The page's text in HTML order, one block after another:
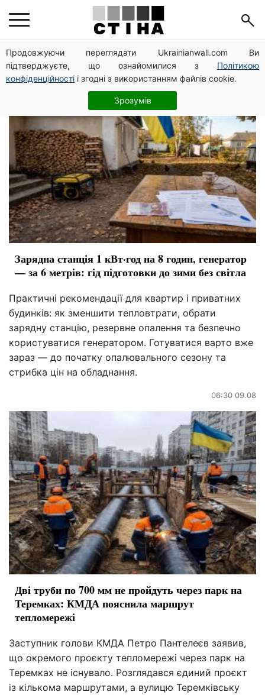
Продовжуючи переглядати Ukrainianwall.com Ви
підтверджуєте, що ознайомилися з Політикою
конфіденційності і згодні з використанням файлів cookie.
Зрозумів
опалення
Зарядна станція 1 кВт·год на 8 годин, генератор
— за 6 метрів: гід підготовки до зими без світла
Практичні рекомендації для квартир і приватних
будинків: як зменшити тепловтрати, обрати
зарядну станцію, резервне опалення та безпечно
користуватися генератором. Готуватися варто вже
зараз — до початку опалювального сезону та
стрибка цін на обладнання.
06:30 09.08
Дві труби по 700 мм не пройдуть через парк на
Теремках: КМДА пояснила маршрут
тепломережі
Заступник голови КМДА Петро Пантелеєв заявив,
що окремого проєкту тепломережі через парк на
Теремках не існувало. Розглядався єдиний проєкт
із кількома маршрутами, а вулицю Теремківську